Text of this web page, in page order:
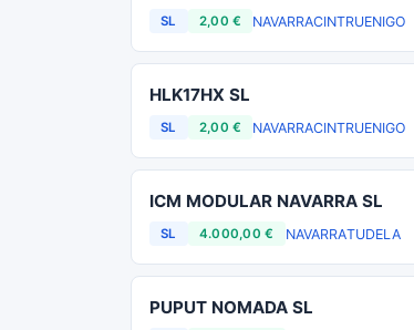
SL 2,00 € NAVARRACINTRUENIGO
HLK17HX SL
SL 2,00 € NAVARRACINTRUENIGO
ICM MODULAR NAVARRA SL
SL 4.000,00 € NAVARRATUDELA
PUPUT NOMADA SL